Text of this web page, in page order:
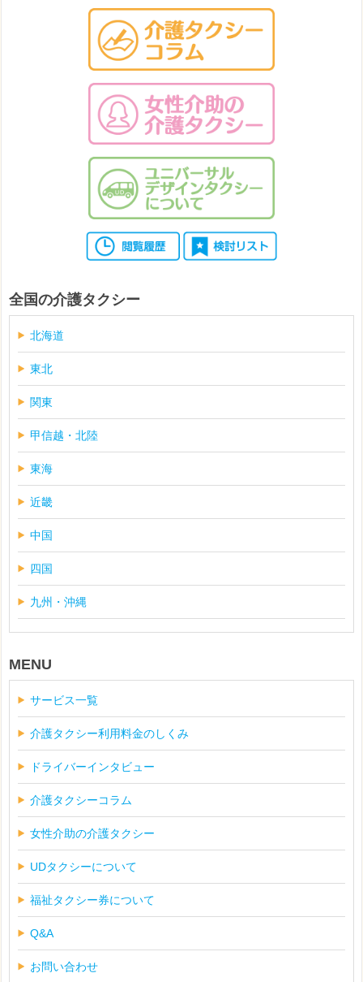
全国の介護タクシー
北海道
東北
関東
甲信越・北陸
東海
近畿
中国
四国
九州・沖縄
MENU
サービス一覧
介護タクシー利用料金のしくみ
ドライバーインタビュー
介護タクシーコラム
女性介助の介護タクシー
UDタクシーについて
福祉タクシー券について
Q&A
お問い合わせ